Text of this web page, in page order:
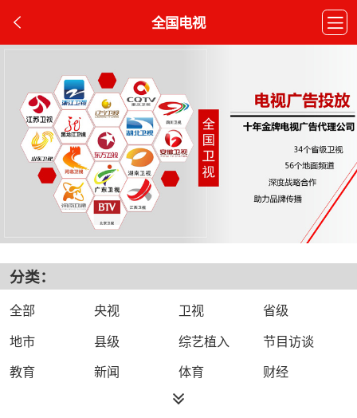
全国电视
分类：
全部 央视 卫视
省级
地市
县级 综艺植入
节目访谈
教育
新闻 体育
财经
科技